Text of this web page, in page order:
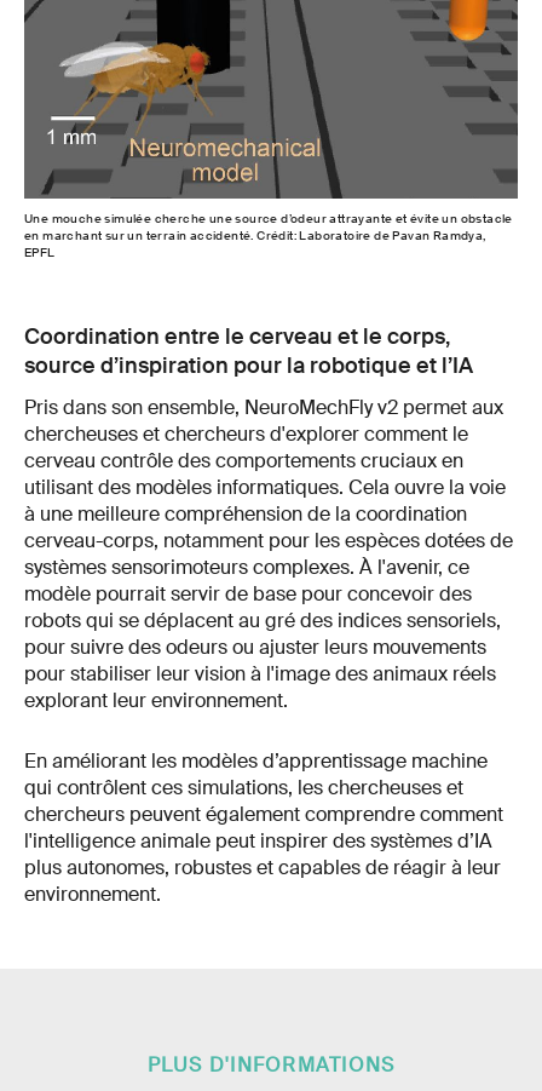
Une mouche simulée cherche une source d’odeur attrayante et évite un obstacle
en marchant sur un terrain accidenté. Crédit: Laboratoire de Pavan Ramdya,
EPFL
Coordination entre le cerveau et le corps,
source d’inspiration pour la robotique et l’IA
Pris dans son ensemble, NeuroMechFly v2 permet aux
chercheuses et chercheurs d'explorer comment le
cerveau contrôle des comportements cruciaux en
utilisant des modèles informatiques. Cela ouvre la voie
à une meilleure compréhension de la coordination
cerveau-corps, notamment pour les espèces dotées de
systèmes sensorimoteurs complexes. À l'avenir, ce
modèle pourrait servir de base pour concevoir des
robots qui se déplacent au gré des indices sensoriels,
pour suivre des odeurs ou ajuster leurs mouvements
pour stabiliser leur vision à l'image des animaux réels
explorant leur environnement.
En améliorant les modèles d’apprentissage machine
qui contrôlent ces simulations, les chercheuses et
chercheurs peuvent également comprendre comment
l'intelligence animale peut inspirer des systèmes d’IA
plus autonomes, robustes et capables de réagir à leur
environnement.
PLUS D'INFORMATIONS